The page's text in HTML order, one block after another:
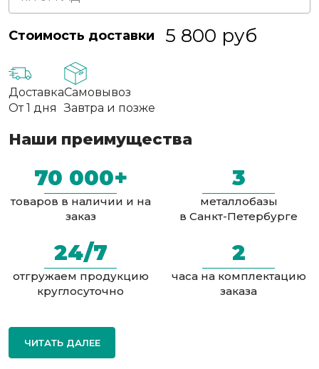
Стоимость доставки 5 800 руб
Доставка
От 1 дня
Самовывоз
Завтра и позже
Наши преимущества
70 000+
товаров в наличии и на
заказ
3
металлобазы
в Санкт-Петербурге
24/7
отгружаем продукцию
круглосуточно
2
часа на комплектацию
заказа
ЧИТАТЬ ДАЛЕЕ